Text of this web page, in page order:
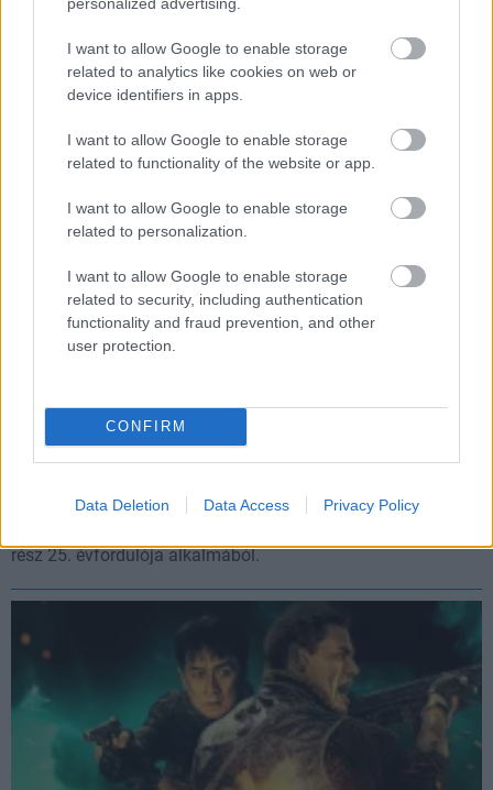
I want to allow Google to enable storage
related to analytics like cookies on web or
device identifiers in apps.
I want to allow Google to enable storage
related to functionality of the website or app.
I want to allow Google to enable storage
related to personalization.
I want to allow Google to enable storage
related to security, including authentication
functionality and fraud prevention, and other
user protection.
CONFIRM
Data Deletion Data Access Privacy Policy
Az Nvidia vezére Jackie Channek adná a róla
forgatott életrajzi film főszerepét
pcwplus.hu| 2023.11.08 10:31
Jensen Huang az egyik legnépszerűbb filmes harcművészt
kérné fel saját maga megformálására, de van egy kikötése
puliwood.hu| 2023.09.23 17:00
rész 25. évfordulója alkalmából.